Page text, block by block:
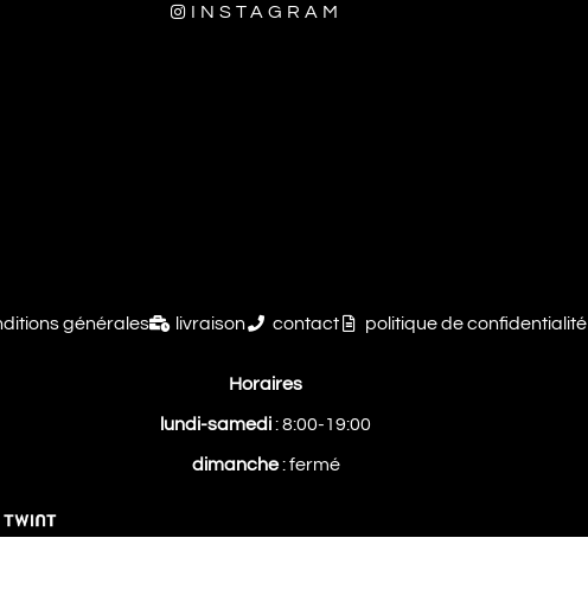
INSTAGRAM
générales livraison contact politique de confidentialité
Horaires
lundi-samedi: 8:00-19:00
dimanche: fermé